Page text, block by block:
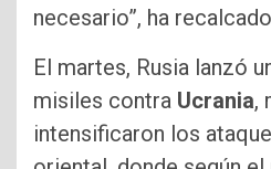
necesario”, ha
El martes, Rusia lanzó
misiles contra Ucrania,
intensificaron los